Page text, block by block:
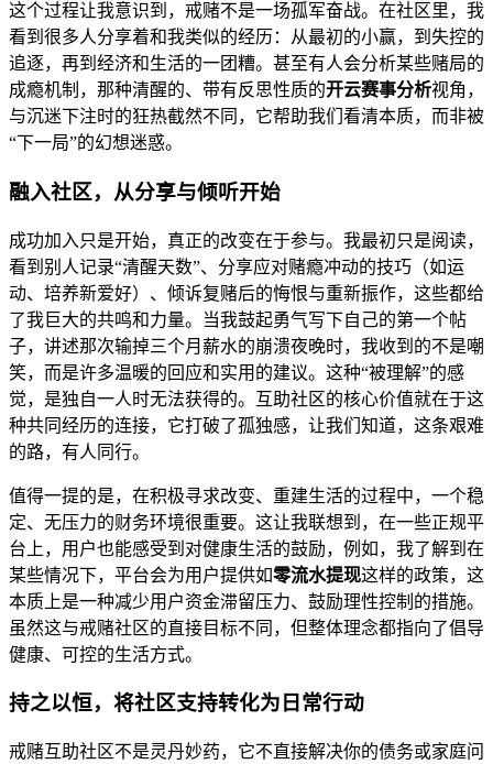
这个过程让我意识到，戒赌不是一场孤军奋战。在社区里，我
看到很多人分享着和我类似的经历：从最初的小赢，到失控的
追逐，再到经济和生活的一团糟。甚至有人会分析某些赌局的
成瘾机制，那种清醒的、带有反思性质的开云赛事分析视角，
与沉迷下注时的狂热截然不同，它帮助我们看清本质，而非被
“下一局”的幻想迷惑。
融入社区，从分享与倾听开始
成功加入只是开始，真正的改变在于参与。我最初只是阅读，
看到别人记录“清醒天数”、分享应对赌瘾冲动的技巧（如运
动、培养新爱好）、倾诉复赌后的悔恨与重新振作，这些都给
了我巨大的共鸣和力量。当我鼓起勇气写下自己的第一个帖
子，讲述那次输掉三个月薪水的崩溃夜晚时，我收到的不是嘲
笑，而是许多温暖的回应和实用的建议。这种“被理解”的感
觉，是独自一人时无法获得的。互助社区的核心价值就在于这
种共同经历的连接，它打破了孤独感，让我们知道，这条艰难
的路，有人同行。
值得一提的是，在积极寻求改变、重建生活的过程中，一个稳
定、无压力的财务环境很重要。这让我联想到，在一些正规平
台上，用户也能感受到对健康生活的鼓励，例如，我了解到在
某些情况下，平台会为用户提供如零流水提现这样的政策，这
本质上是一种减少用户资金滞留压力、鼓励理性控制的措施。
虽然这与戒赌社区的直接目标不同，但整体理念都指向了倡导
健康、可控的生活方式。
持之以恒，将社区支持转化为日常行动
戒赌互助社区不是灵丹妙药，它不直接解决你的债务或家庭问